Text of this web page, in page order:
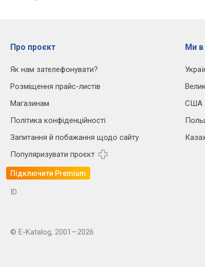
Про проєкт
Як нам зателефонувати?
Розміщення прайс-листів
Магазинам
Політика конфіденційності
Запитання й побажання щодо сайту
Популяризувати проєкт
Підключити Premium
Ми в
США
ID
© E-Katalog, 2001—2026